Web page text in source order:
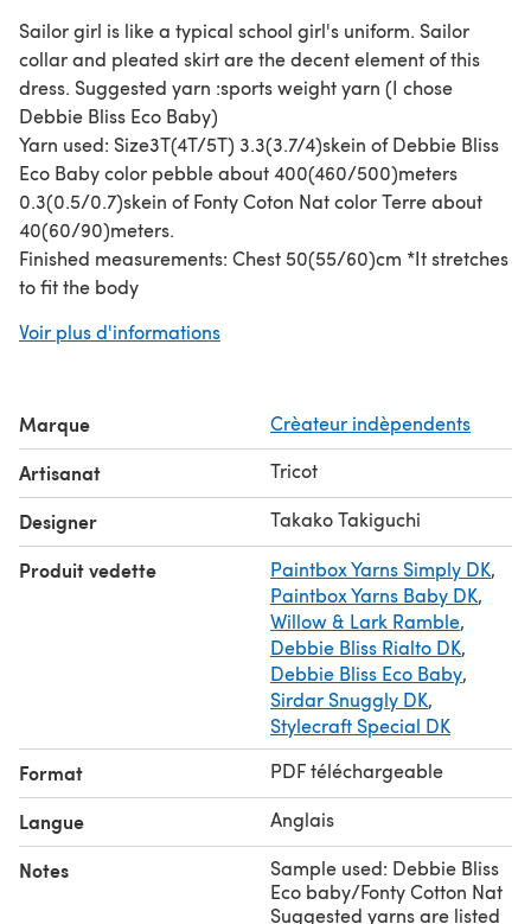
Sailor girl is like a typical school girl's uniform. Sailor
collar and pleated skirt are the decent element of this
dress. Suggested yarn :sports weight yarn (I chose
Debbie Bliss Eco Baby)
Yarn used: Size3T(4T/5T) 3.3(3.7/4)skein of Debbie Bliss
Eco Baby color pebble about 400(460/500)meters
0.3(0.5/0.7)skein of Fonty Coton Nat color Terre about
40(60/90)meters.
Finished measurements: Chest 50(55/60)cm *It stretches
to fit the body
Needle size: 3.5mm circular needle
Voir plus d'informations
Marque Crèateur indèpendents
Artisanat Tricot
Designer Takako Takiguchi
Produit vedette Paintbox Yarns Simply DK,
Paintbox Yarns Baby DK,
Willow & Lark Ramble,
Debbie Bliss Rialto DK,
Debbie Bliss Eco Baby,
Sirdar Snuggly DK,
Stylecraft Special DK
Format PDF téléchargeable
Langue Anglais
Notes
Sample used: Debbie Bliss
Eco baby/Fonty Cotton Nat
Suggested yarns are listed